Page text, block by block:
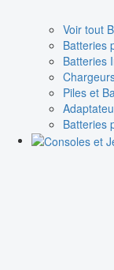
Voir tout
Batteries
Batteries
Piles et
Batteries